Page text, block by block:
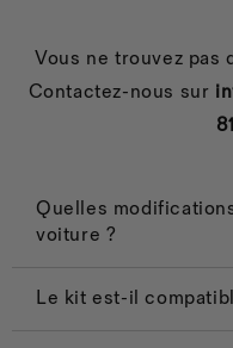
Vous ne trouvez pas
Contactez-nous sur
Quelles
voiture ?
Le kit est-il